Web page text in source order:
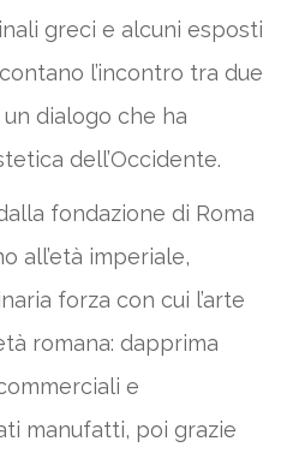
greci e alcuni esposti
l’incontro tra due
dialogo che ha
dell’Occidente.
fondazione di Roma
all’età imperiale,
forza con cui l’arte
romana: dapprima
e
manufatti, poi grazie